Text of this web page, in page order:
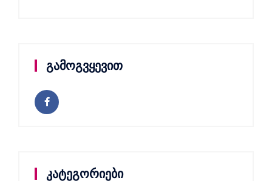
გამოგვყევით
კატეგორიები